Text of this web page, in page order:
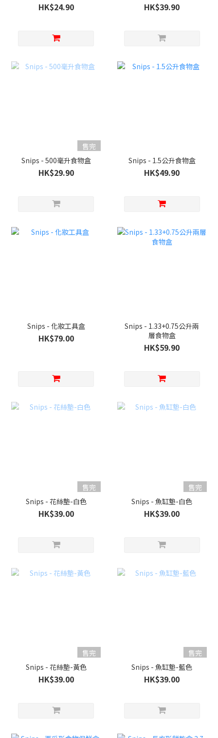
HK$24.90 HK$39.90
售完
Snips - 500毫升食物盒
HK$29.90
Snips - 1.5公升食物盒
HK$49.90
Snips - 化妝工具盒
HK$79.00
Snips - 1.33+0.75公升兩
層食物盒
HK$59.90
售完
Snips - 花絲墊-白色
HK$39.00
售完
Snips - 魚缸墊-白色
HK$39.00
售完
Snips - 花絲墊-黃色
HK$39.00
售完
Snips - 魚缸墊-藍色
HK$39.00